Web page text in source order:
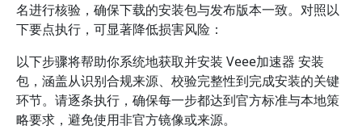
名进行核验，确保下载的安装包与发布版本一致。对照以
下要点执行，可显著降低损害风险：
以下步骤将帮助你系统地获取并安装 Veee加速器 安装
包，涵盖从识别合规来源、校验完整性到完成安装的关键
环节。请逐条执行，确保每一步都达到官方标准与本地策
略要求，避免使用非官方镜像或来源。